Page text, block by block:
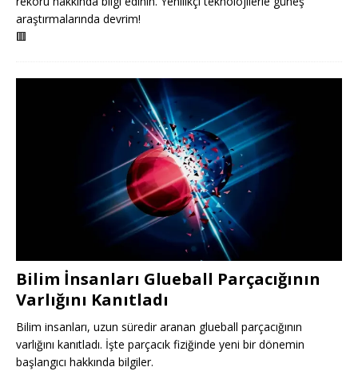
araştırmalarında devrim!
🟥
Bilim İnsanları Glueball Parçacığının
Varlığını Kanıtladı
Bilim insanları, uzun süredir aranan glueball parçacığının
varlığını kanıtladı. İşte parçacık fiziğinde yeni bir dönemin
başlangıcı hakkında bilgiler.